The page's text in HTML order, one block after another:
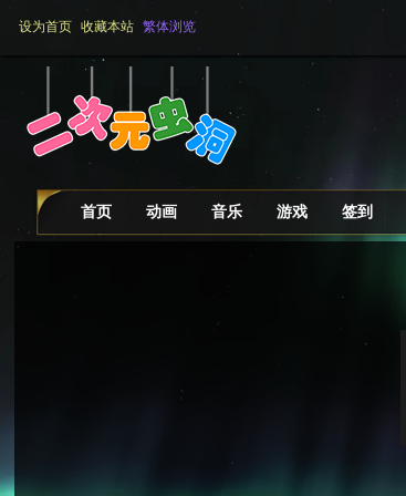
设为首页 收藏本站 繁体浏览
首页 动画 音乐 游戏 签到